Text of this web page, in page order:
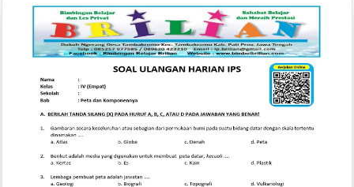
Menyimpan
File
Microsoft
Word
Agar
Tidak